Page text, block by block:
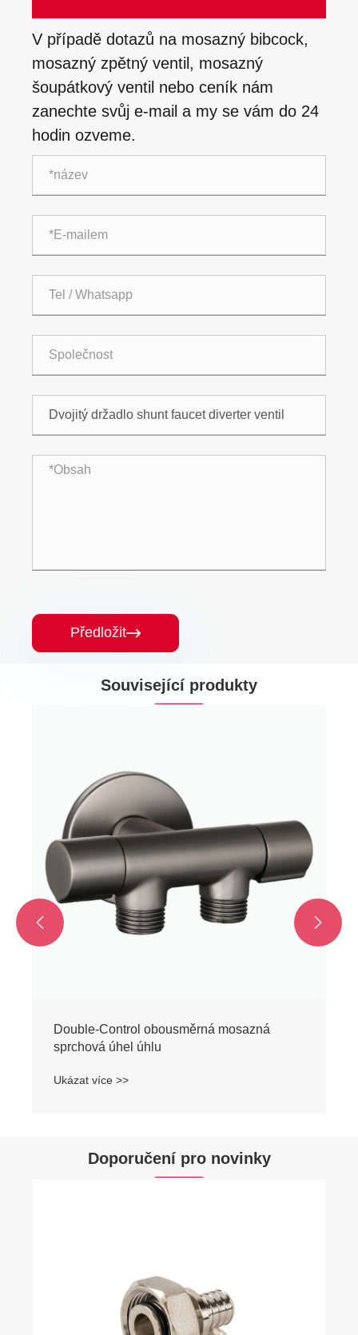
V případě dotazů na mosazný bibcock,
mosazný zpětný ventil, mosazný
šoupátkový ventil nebo ceník nám
zanechte svůj e-mail a my se vám do 24
hodin ozveme.
Předložit
Související produkty
sprchové globe úhel ventilu
Ukázat více >>
 
Doporučení pro novinky